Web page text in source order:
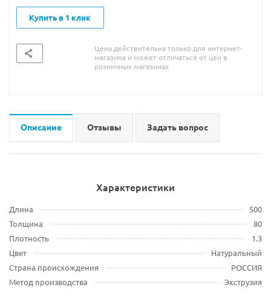
Купить в 1 клик
Цена действительна только для интернет-
магазина и может отличаться от цен в
розничных магазинах
Описание Отзывы Задать вопрос
Характеристики
Длина
500
Толщина
80
Плотность
1.3
Цвет
Натуральный
Страна происхождения
РОССИЯ
Метод производства
Экструзия